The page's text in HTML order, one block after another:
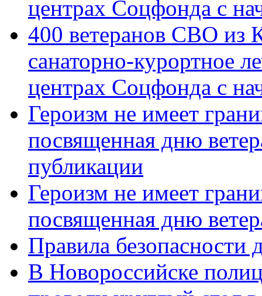
центрах Соцфонда с
400 ветеранов СВО из
санаторно-курортное
центрах Соцфонда с
Героизм не имеет
посвященная дню
публикации
Героизм не имеет
посвященная дню
Правила безопасности
В Новороссийске